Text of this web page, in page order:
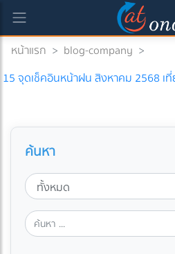
หน้าแรก > blog-company >
15 จุดเช็คอินหน้าฝน สิงหาคม 2568 เ
ค้นหา